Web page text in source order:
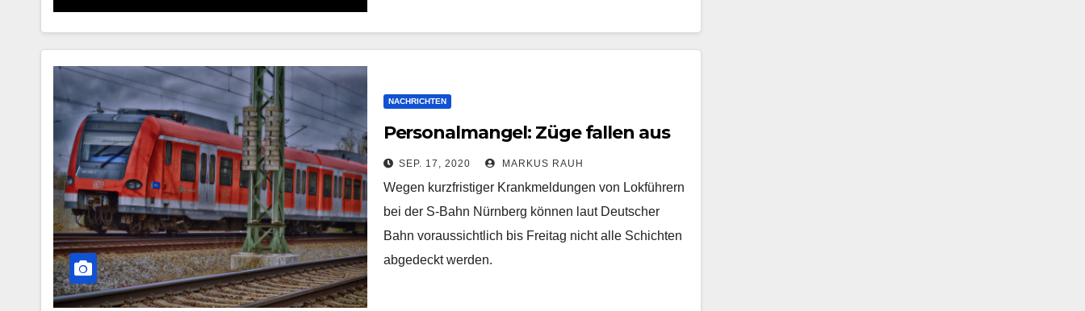
NACHRICHTEN
Personalmangel: Züge fallen aus
SEP. 17, 2020 MARKUS RAUH
Wegen kurzfristiger Krankmeldungen von Lokführern
bei der S-Bahn Nürnberg können laut Deutscher
Bahn voraussichtlich bis Freitag nicht alle Schichten
abgedeckt werden.